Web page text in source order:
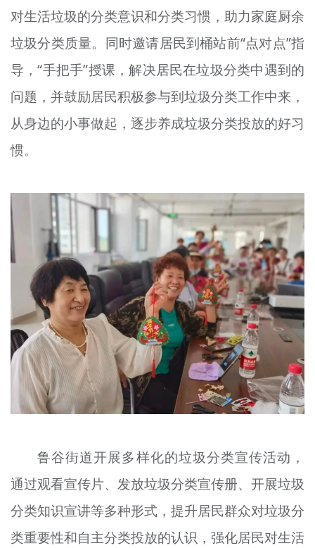
对生活垃圾的分类意识和分类习惯，助力家庭厨余
垃圾分类质量。同时邀请居民到桶站前“点对点”指
导，“手把手”授课，解决居民在垃圾分类中遇到的
问题，并鼓励居民积极参与到垃圾分类工作中来，
从身边的小事做起，逐步养成垃圾分类投放的好习
惯。
鲁谷街道开展多样化的垃圾分类宣传活动，
通过观看宣传片、发放垃圾分类宣传册、开展垃圾
分类知识宣讲等多种形式，提升居民群众对垃圾分
类重要性和自主分类投放的认识，强化居民对生活